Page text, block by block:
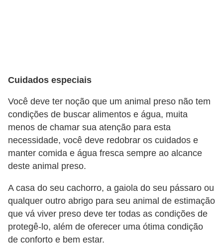
Cuidados especiais
Você deve ter noção que um animal preso não tem
condições de buscar alimentos e água, muita
menos de chamar sua atenção para esta
necessidade, você deve redobrar os cuidados e
manter comida e água fresca sempre ao alcance
deste animal preso.
A casa do seu cachorro, a gaiola do seu pássaro ou
qualquer outro abrigo para seu animal de estimação
que vá viver preso deve ter todas as condições de
protegê-lo, além de oferecer uma ótima condição
de conforto e bem estar.
m
n
t
a
i
s
R
é
p
t
e